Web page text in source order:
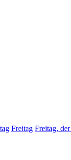
Freitag Freitag,